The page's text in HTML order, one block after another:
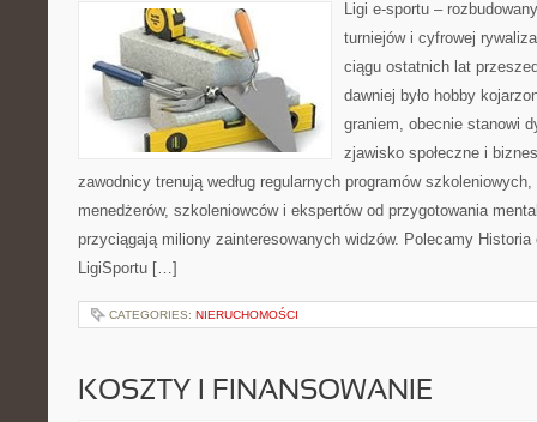
Ligi e-sportu –
turniejów i cyfrowej
ciągu ostatnich lat
dawniej było hobby
graniem, obecnie stanowi
zjawisko społeczne i
zawodnicy trenują według regularnych programów
menedżerów, szkoleniowców i ekspertów od przygotowania
przyciągają miliony zainteresowanych widzów. Polecamy
LigiSportu […]
CATEGORIES: NIERUCHOMOŚCI
KOSZTY I FINANSOWANIE